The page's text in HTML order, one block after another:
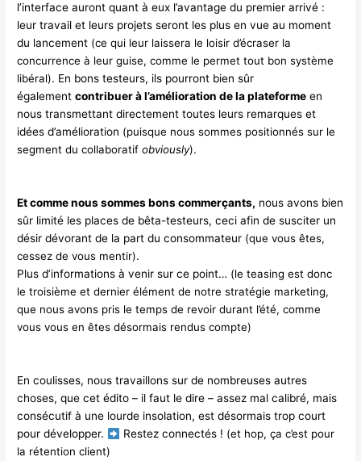
l’interface auront quant à eux l’avantage du premier arrivé :
leur travail et leurs projets seront les plus en vue au moment
du lancement (ce qui leur laissera le loisir d’écraser la
concurrence à leur guise, comme le permet tout bon système
libéral). En bons testeurs, ils pourront bien sûr
égalementcontribuer à l’amélioration de la plateforme en
nous transmettant directement toutes leurs remarques et
idées d’amélioration (puisque nous sommes positionnés sur le
segment du collaboratifobviously).
Et comme nous sommes bons commerçants, nous avons bien
sûr limité les places de bêta-testeurs, ceci afin de susciter un
désir dévorant de la part du consommateur (que vous êtes,
cessez de vous mentir).
Plus d’informations à venir sur ce point… (le teasing est donc
le troisième et dernier élément de notre stratégie marketing,
que nous avons pris le temps de revoir durant l’été, comme
vous vous en êtes désormais rendus compte)
En coulisses, nous travaillons sur de nombreuses autres
choses, que cet édito – il faut le dire – assez mal calibré, mais
consécutif à une lourde insolation, est désormais trop court
pour développer.
Restez connectés ! (et hop, ça c’est pour
la rétention client)